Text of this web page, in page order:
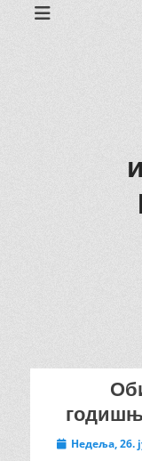
PostedНедеља, 26.